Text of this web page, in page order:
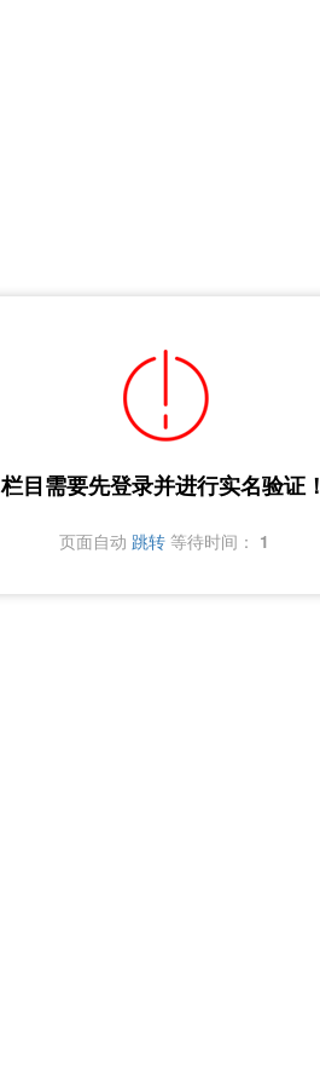
栏目需要先登录并进行实名验证！
页面自动 跳转 等待时间： 1